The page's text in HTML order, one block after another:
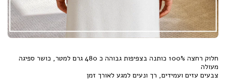
חלוק רחצה 100% כותנה בצפיפות גבוהה כ 480 גרם למטר, כושר ספיגה